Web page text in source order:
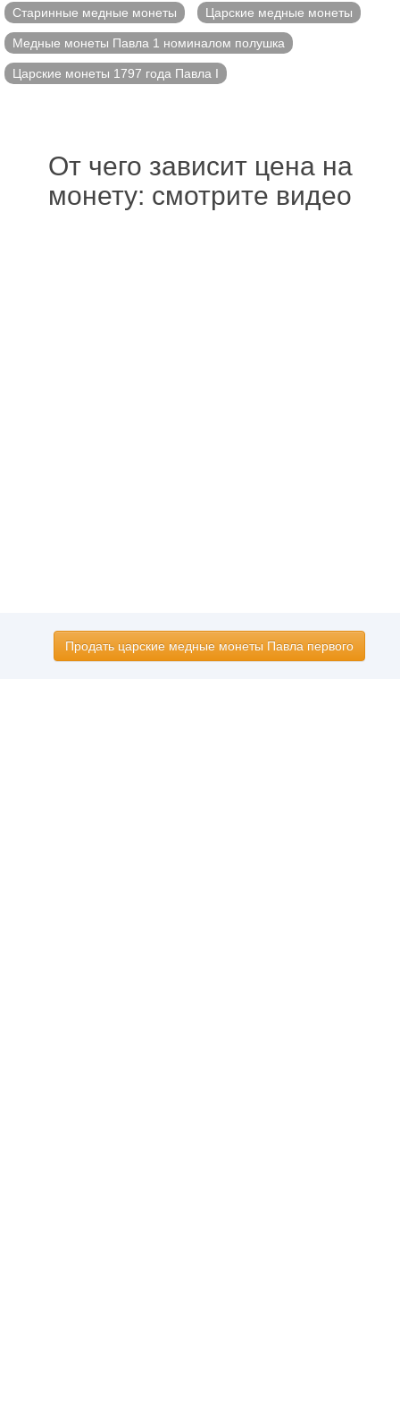
Старинные медные монеты Царские медные монеты
Медные монеты Павла 1 номиналом полушка
Царские монеты 1797 года Павла I
От чего зависит цена на
монету: смотрите видео
Продать царские медные монеты Павла первого